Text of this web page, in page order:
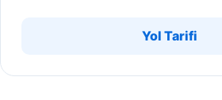
Yol Tarifi